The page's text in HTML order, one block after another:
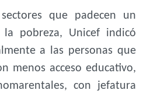
que padecen un
pobreza, Unicef indicó
a las personas que
menos acceso educativo,
con jefatura